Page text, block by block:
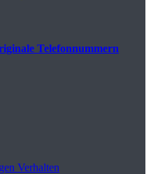
Telefonnummern
Verhalten